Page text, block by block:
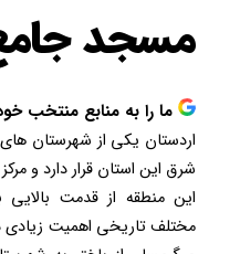
مسجد
ما را به منابع منتخب
اردستان یکی از شهرستان
شرق این استان قرار دارد و
این منطقه از قدمت
مختلف تاریخی اهمیت زیادی